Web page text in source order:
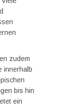
zudem
innerhalb
bis hin
ein